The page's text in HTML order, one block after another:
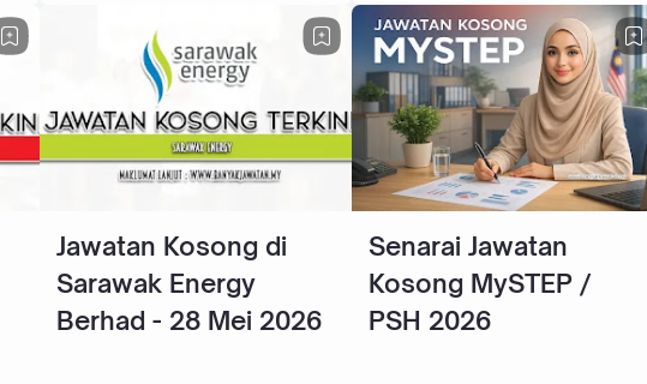
Jawatan Kosong di
Sarawak Energy
Berhad - 28 Mei 2026
Senarai Jawatan
Kosong MySTEP /
PSH 2026